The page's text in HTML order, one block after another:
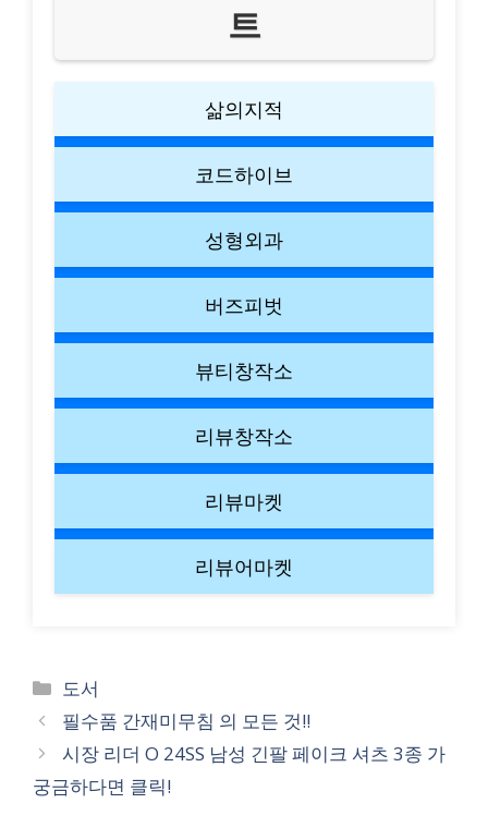
트
삶의지적
코드하이브
성형외과
버즈피벗
뷰티창작소
리뷰창작소
리뷰마켓
리뷰어마켓
Categories
도서
필수품 간재미무침 의 모든 것!!
시장 리더 O 24SS 남성 긴팔 페이크 셔츠 3종 가
궁금하다면 클릭!